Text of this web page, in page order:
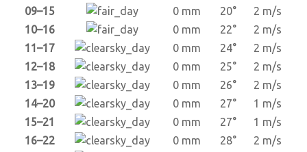
09–15
0 mm 20°
2 m/s
10–16
0 mm 22°
2 m/s
11–17
0 mm 24°
2 m/s
12–18
0 mm 25°
2 m/s
13–19
0 mm 26°
2 m/s
14–20
0 mm 27°
1 m/s
15–21
0 mm 27°
1 m/s
16–22
0 mm 28°
2 m/s